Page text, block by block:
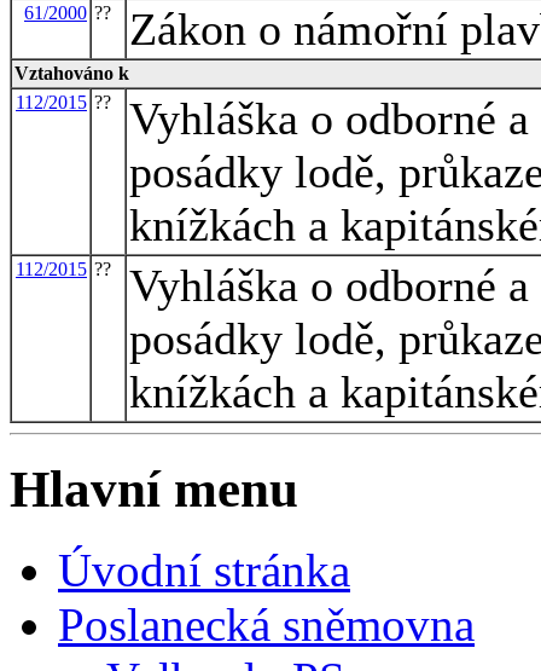
61/2000 ?? Zákon o námořní
Vztahováno k
112/2015 ??
Vyhláška o odborné
posádky lodě,
knížkách a
112/2015 ??
Vyhláška o odborné
posádky lodě,
knížkách a
Hlavní menu
Úvodní stránka
Poslanecká sněmovna